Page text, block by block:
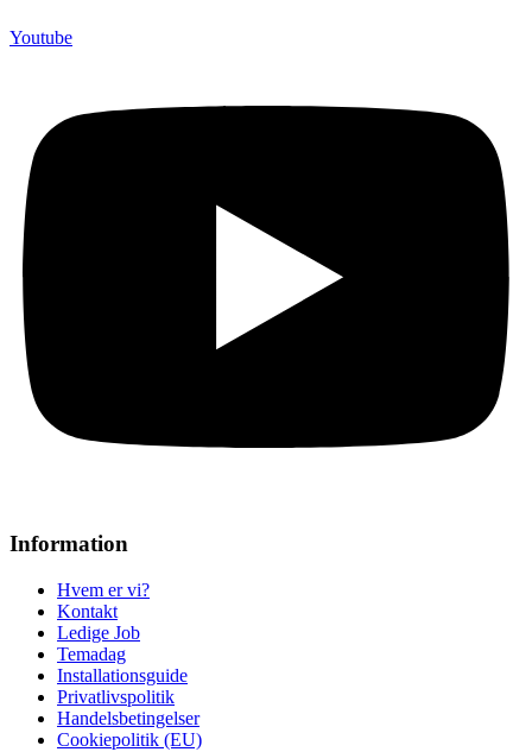
Youtube
Information
Hvem er vi?
Kontakt
Ledige Job
Temadag
Installationsguide
Privatlivspolitik
Handelsbetingelser
Cookiepolitik (EU)